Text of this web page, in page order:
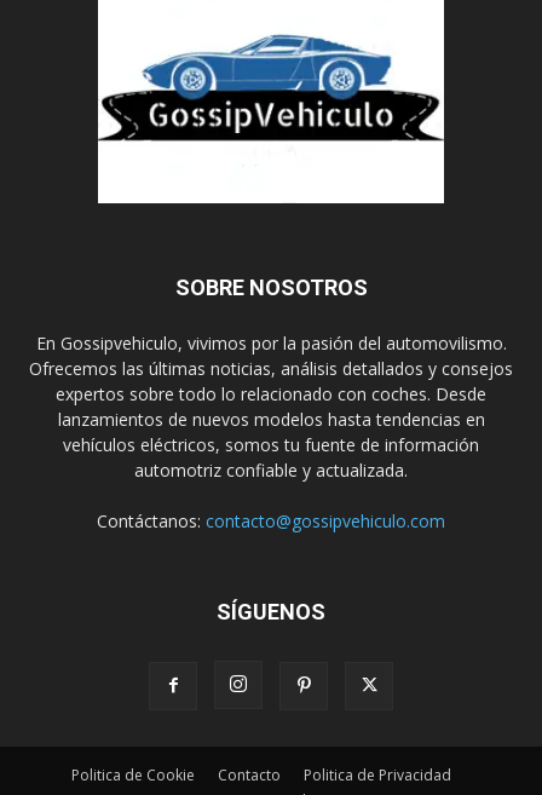
SOBRE NOSOTROS
En Gossipvehiculo, vivimos por la pasión del automovilismo.
Ofrecemos las últimas noticias, análisis detallados y consejos
expertos sobre todo lo relacionado con coches. Desde
lanzamientos de nuevos modelos hasta tendencias en
vehículos eléctricos, somos tu fuente de información
automotriz confiable y actualizada.
Contáctanos: contacto@gossipvehiculo.com
SÍGUENOS
Politica de Cookie Contacto
Politica de Privacidad